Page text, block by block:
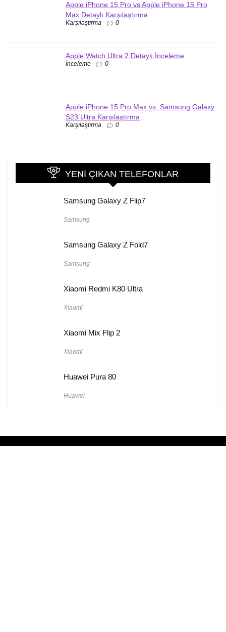
Apple iPhone 15 Pro vs Apple iPhone 15 Pro
Max Detaylı Karşılaştırma
Karşılaştırma 0
Apple Watch Ultra 2 Detaylı İnceleme
İnceleme 0
Apple iPhone 15 Pro Max vs. Samsung Galaxy
S23 Ultra Karşılaştırma
Karşılaştırma 0
YENI ÇIKAN TELEFONLAR
Samsung Galaxy Z Flip7
Samsung
Samsung Galaxy Z Fold7
Samsung
Xiaomi Redmi K80 Ultra
Xiaomi
Xiaomi Mix Flip 2
Xiaomi
Huawei Pura 80
Huawei